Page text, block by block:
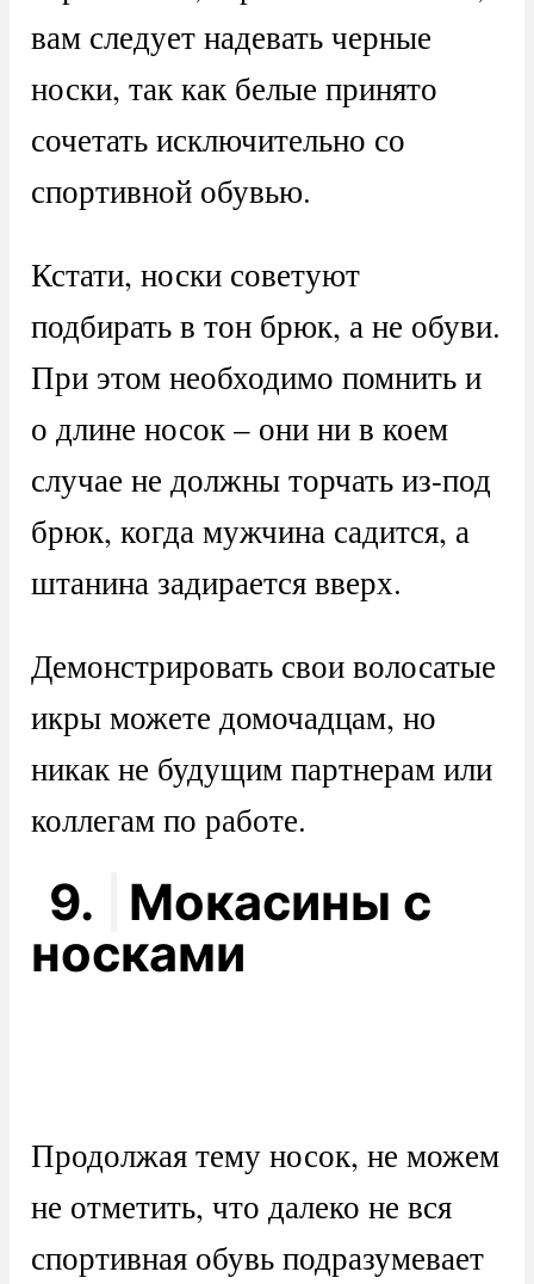
вам следует надевать черные
носки, так как белые принято
сочетать исключительно со
спортивной обувью.
Кстати, носки советуют
подбирать в тон брюк, а не обуви.
При этом необходимо помнить и
о длине носок – они ни в коем
случае не должны торчать из-под
брюк, когда мужчина садится, а
штанина задирается вверх.
Демонстрировать свои волосатые
икры можете домочадцам, но
никак не будущим партнерам или
коллегам по работе.
9.
Мокасины с
носками
Продолжая тему носок, не можем
не отметить, что далеко не вся
спортивная обувь подразумевает